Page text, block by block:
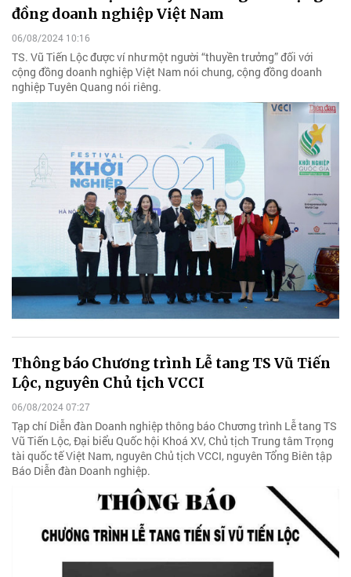
đồng doanh nghiệp Việt Nam
06/08/2024 10:16
TS. Vũ Tiến Lộc được ví như một người “thuyền trưởng” đối với
cộng đồng doanh nghiệp Việt Nam nói chung, cộng đồng doanh
nghiệp Tuyên Quang nói riêng.
Thông báo Chương trình Lễ tang TS Vũ Tiến
Lộc, nguyên Chủ tịch VCCI
06/08/2024 07:27
Tạp chí Diễn đàn Doanh nghiệp thông báo Chương trình Lễ tang TS
Vũ Tiến Lộc, Đại biểu Quốc hội Khoá XV, Chủ tịch Trung tâm Trọng
tài quốc tế Việt Nam, nguyên Chủ tịch VCCI, nguyên Tổng Biên tập
Báo Diễn đàn Doanh nghiệp.